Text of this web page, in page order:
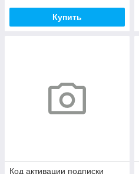
Купить
Код активации подписки